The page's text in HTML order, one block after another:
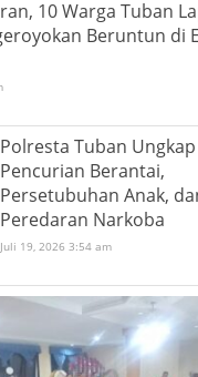
10 Warga Tuban
Beruntun di
Polresta Tuban
Pencurian Berantai,
Persetubuhan Anak,
Peredaran Narkoba
Juli 19, 2026 3:54 am